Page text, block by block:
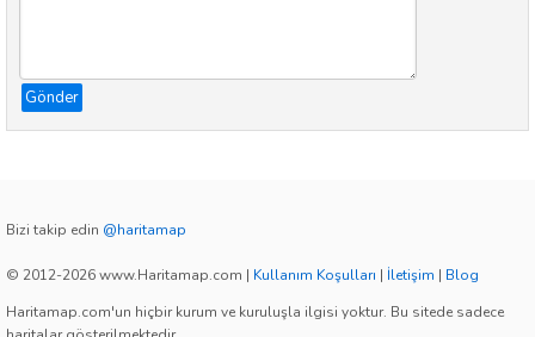
Gönder
Bizi takip edin @haritamap
© 2012-2026 www.Haritamap.com | Kullanım Koşulları | İletişim | Blog
Haritamap.com'un hiçbir kurum ve kuruluşla ilgisi yoktur. Bu sitede sadece